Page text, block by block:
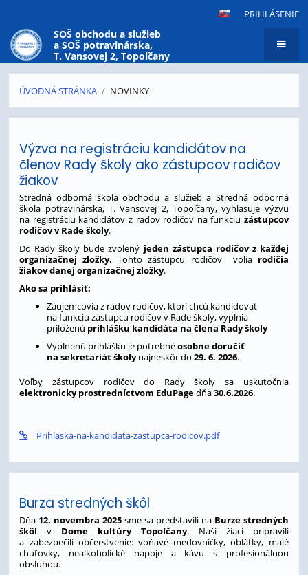
PRIHLÁSENIE
SOŠ obchodu a služieb
a SOŠ potravinárska,
T. Vansovej 2, Topoľčany
ÚVODNÁ STRÁNKA / NOVINKY
Výzva na registráciu kandidátov na
členov Rady školy ako zástupcov rodičov
žiakov
Stredná odborná škola obchodu a služieb a Stredná odborná
škola potravinárska, T. Vansovej 2, Topoľčany, vyhlasuje výzvu
na registráciu kandidátov z radov rodičov na funkciu zástupcov
rodičov v Rade školy.
Do Rady školy bude zvolený jeden zástupca rodičov z každej
organizačnej zložky.Tohto zástupcu rodičov volia rodičia
žiakov danej organizačnej zložky.
Ako sa prihlásiť:
Záujemcovia z radov rodičov, ktorí chcú kandidovať
na funkciu zástupcu rodičov v Rade školy, vyplnia
priloženú prihlášku kandidáta na člena Rady školy
Vyplnenú prihlášku je potrebnéosobne doručiť
na sekretariát školynajneskôr do29. 6. 2026.
Voľby zástupcov rodičov do Rady školy sa uskutočnia
elektronicky prostredníctvom EduPagedňa30.6.2026.
Prihlaska-na-kandidata-zastupca-rodicov.pdf
Burza stredných škôl
Dňa 12. novembra 2025 sme sa predstavili na Burze stredných
škôl v Dome kultúry Topoľčany. Naši žiaci pripravili
a zabezpečili občerstvenie: voňavé medovníčky, oblátky, malé
chuťovky, nealkoholické nápoje a kávu s profesionálnou
obsluhou.